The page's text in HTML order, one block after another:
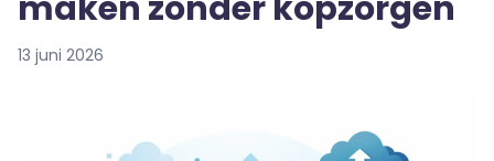
13 juni 2026